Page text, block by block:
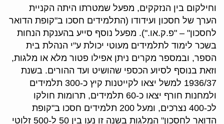
וחילקום בין הנזקקים, מפעל שמטרתו היתה הקניית
הערך של חסכון ועידודו (התלמידים חסכו ב"קופת הדואר
לחסכון" – "פ.ק.או."). מפעל נוסף סייע בהענקת הנחות
בשכר לימוד לתלמידים מעוטי יכולת ע"י הנהלת בית
הספר, ובמספר מקרים ניתן אפילו פטור מלא או מלגות,
וזאת בנוסף לסיוע הכספי שהושיט ועד ההורים. בשנת
1936/37 למשל יצאו לקייטנות קיץ כ-300 תלמידים
ולמחנות חורף יצאו כ-60 תלמידים, תרומות חולקו
לכ-400 נצרכים, ומעל 200 תלמידים חסכו ב"קופת
הדואר לחסכון" המלגות בשנה זו נעו בין 50 ל-500 זלוטי